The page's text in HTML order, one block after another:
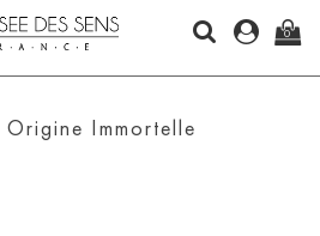
0
Immortelle